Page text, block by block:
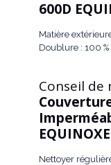
600D
Matière
Doublure : 100
Conseil
EQUINOXE
Nettoyer